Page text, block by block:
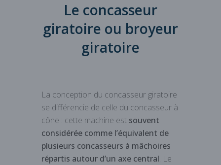
Le concasseur
giratoire ou broyeur
giratoire
La conception du concasseur giratoire
se différencie de celle du concasseur à
cône : cette machine est souvent
considérée comme l’équivalent de
plusieurs concasseurs à mâchoires
répartis autour d’un axe central. Le